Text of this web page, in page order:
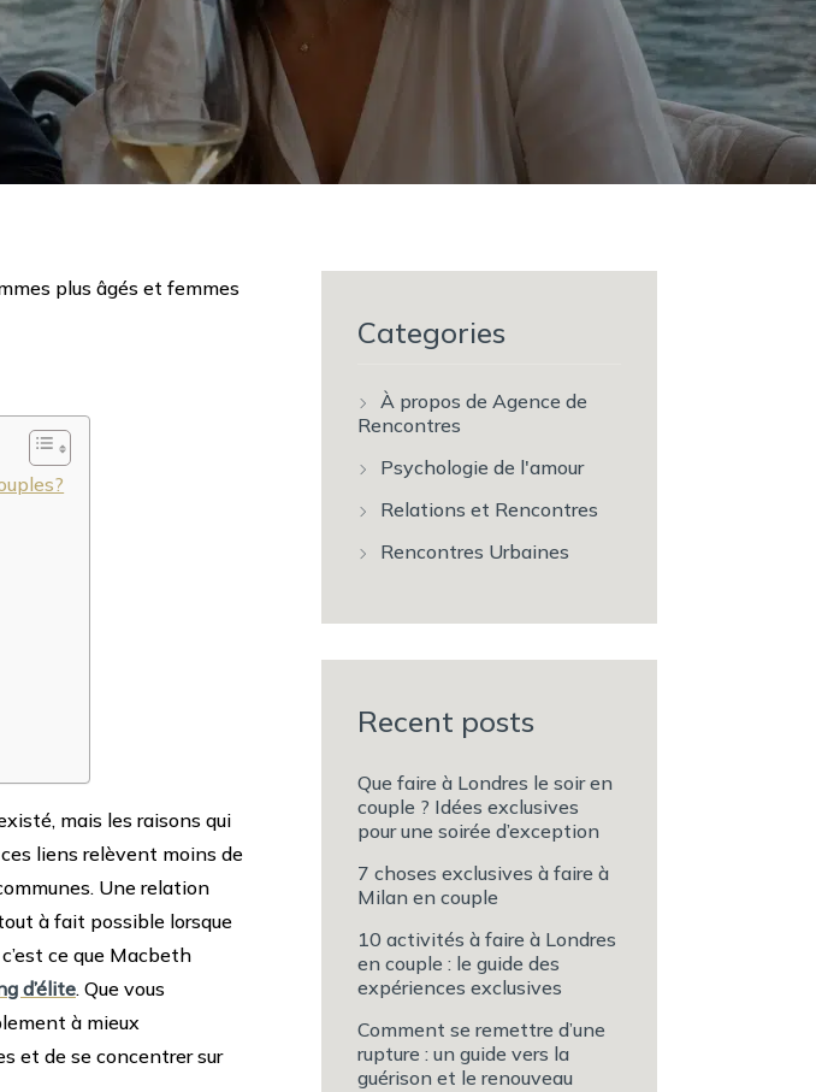
plus âgés et femmes
mais les raisons qui
liens relèvent moins de
Une relation
à fait possible lorsque
ce que Macbeth
d’élite. Que vous
à mieux
et de se concentrer sur
Categories
À propos de Agence de
Rencontres
Psychologie de l'amour
Relations et Rencontres
Rencontres Urbaines
Recent posts
Que faire à Londres le soir en
couple ? Idées exclusives
pour une soirée d’exception
7 choses exclusives à faire à
Milan en couple
10 activités à faire à Londres
en couple : le guide des
expériences exclusives
Comment se remettre d’une
rupture : un guide vers la
guérison et le renouveau